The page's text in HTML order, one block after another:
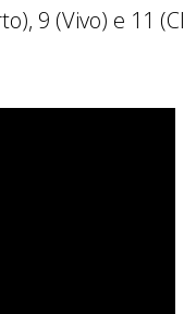
9 (Vivo) e 11